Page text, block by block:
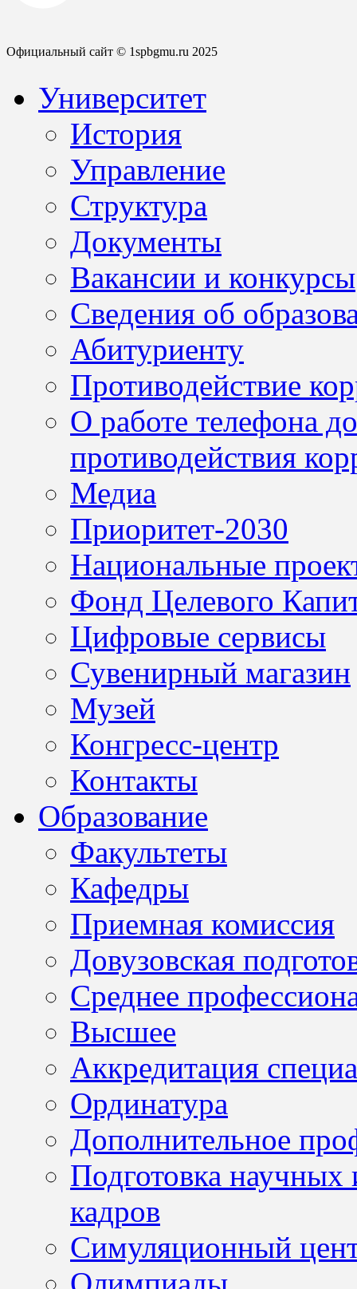
Официальный сайт © 1spbgmu.ru 2025
Университет
История
Управление
Структура
Документы
Вакансии и конкурсы
Сведения об
Абитуриенту
Противодействие
О работе телефона
противодействия
Медиа
Приоритет-2030
Национальные
Фонд Целевого
Цифровые сервисы
Сувенирный магазин
Музей
Конгресс-центр
Контакты
Образование
Факультеты
Кафедры
Приемная комиссия
Довузовская
Среднее
Высшее
Аккредитация
Ординатура
Дополнительное
Подготовка научных
кадров
Симуляционный